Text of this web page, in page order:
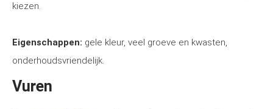
kiezen.
Eigenschappen: gele kleur, veel groeve en kwasten,
onderhoudsvriendelijk.
Vuren